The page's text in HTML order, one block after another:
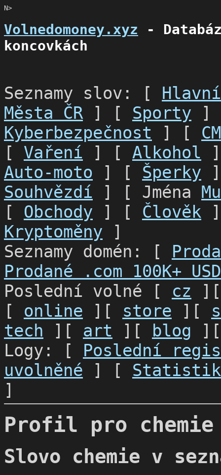
N>
Volnedomoney.xyz -
koncovkách
Seznamy slov: [
Města ČR ] [ Sporty ]
Kyberbezpečnost ] [
[ Vaření ] [ Alkohol
Auto-moto ] [ Šperky
Souhvězdí ] [ Jména
[ Obchody ] [ Člověk
Kryptoměny ]
Seznamy domén: [
Prodané .com 100K+ USD
Poslední volné [ cz
[ online ][ store ][
tech ][ art ][ blog
Logy: [ Poslední
uvolněné ] [
]
Profil pro chemie
Slovo chemie v